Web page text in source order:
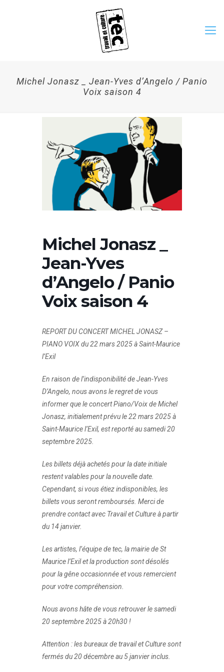
Michel Jonasz _ Jean-Yves d’Angelo / Panio
Voix saison 4
Michel Jonasz _
Jean-Yves
d’Angelo / Panio
Voix saison 4
REPORT DU CONCERT MICHEL JONASZ –
PIANO VOIX du 22 mars 2025 à Saint-Maurice
l’Exil
En raison de l’indisponibilité de Jean-Yves
D’Angelo, nous avons le regret de vous
informer que le concert Piano/Voix de Michel
Jonasz, initialement prévu le 22 mars 2025 à
Saint-Maurice l’Exil, est reporté au samedi 20
septembre 2025.
Les billets déjà achetés pour la date initiale
restent valables pour la nouvelle date.
Cependant, si vous étiez indisponibles, les
billets vous seront remboursés. Merci de
prendre contact avec Travail et Culture à partir
du 14 janvier.
Les artistes, l’équipe de tec, la mairie de St
Maurice l’Exil et la production sont désolés
pour la gêne occasionnée et vous remercient
pour votre compréhension.
Nous avons hâte de vous retrouver le samedi
20 septembre 2025 à 20h30 !
Attention : les bureaux de travail et Culture sont
fermés du 20 décembre au 5 janvier inclus.